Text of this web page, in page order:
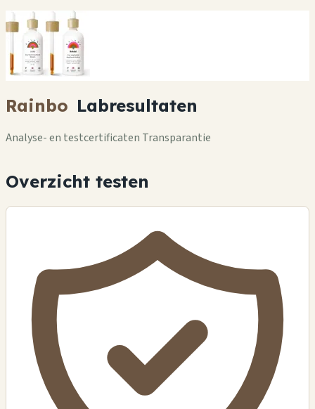
Rainbo Labresultaten
Analyse- en testcertificaten Transparantie
Overzicht testen